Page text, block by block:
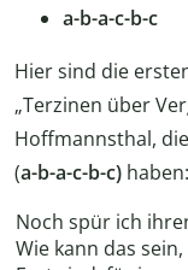
a-b-a-c-b-c
Hier sind die
„Terzinen über
Hoffmannsthal,
(a-b-a-c-b-c) haben:
Noch spür ich
Wie kann das